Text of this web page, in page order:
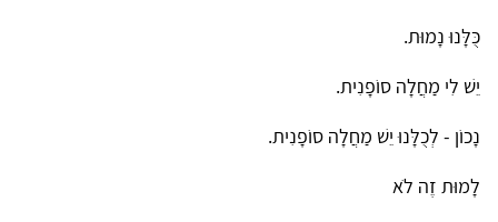
כֻּלָּנוּ נָמוּת.
יֵשׁ לִי מַחֲלָה סוֹפָנִית.
נָכוֹן - לְכֻלָּנוּ יֵשׁ מַחֲלָה סוֹפָנִית.
לָמוּת זֶה לֹא